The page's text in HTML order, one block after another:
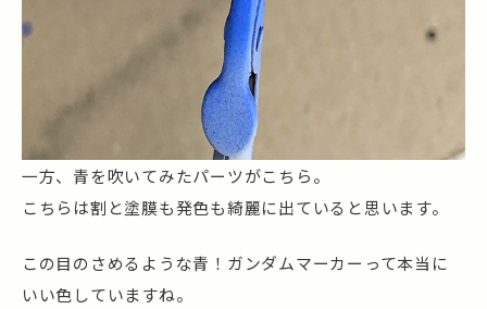
一方、青を吹いてみたパーツがこちら。
こちらは割と塗膜も発色も綺麗に出ていると思います。
この目のさめるような青！ガンダムマーカーって本当に
いい色していますね。